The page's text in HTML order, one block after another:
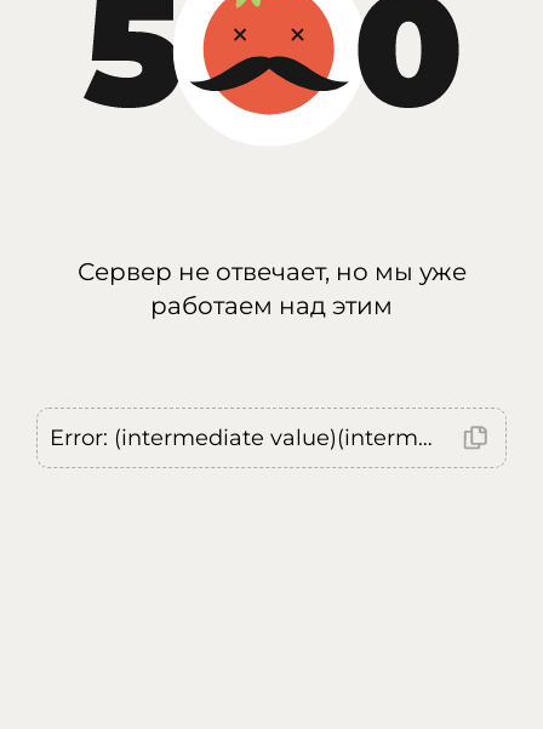
Сервер не отвечает, но мы уже
работаем над этим
Error: (intermediate value)(intermediate value)(intermediate value).replaceAll is not a function